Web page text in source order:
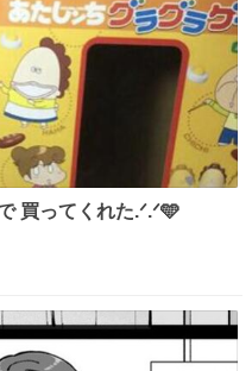
買ってくれた.ᐟ.ᐟ🩵